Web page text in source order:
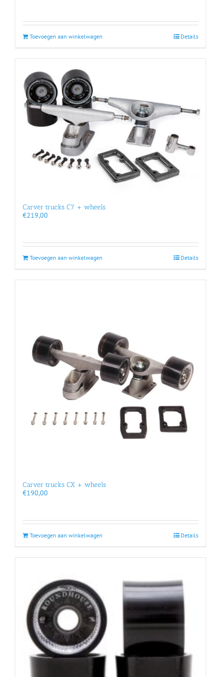
Toevoegen aan winkelwagen Details
Carver trucks C7 + wheels
€219,00
Toevoegen aan winkelwagen Details
Carver trucks CX + wheels
€190,00
Toevoegen aan winkelwagen Details